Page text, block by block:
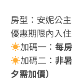
房型：安妮公
優惠期限內入
加碼一：每
加碼二：非
夕需加價）